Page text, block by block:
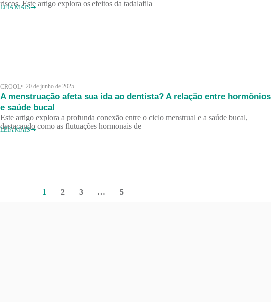
riscos. Este artigo explora os efeitos da tadalafila
LEIA MAIS
CROOL• 20 de junho de 2025
A menstruação afeta sua ida ao dentista? A relação entre hormônios
e saúde bucal
Este artigo explora a profunda conexão entre o ciclo menstrual e a saúde bucal,
destacando como as flutuações hormonais de
LEIA MAIS
1 2 3 … 5